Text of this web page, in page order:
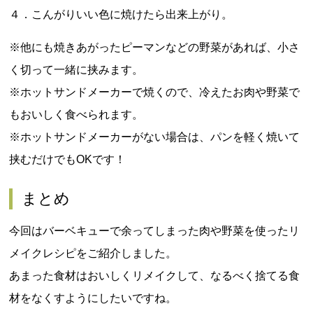
４．こんがりいい色に焼けたら出来上がり。
※他にも焼きあがったピーマンなどの野菜があれば、小さ
く切って一緒に挟みます。
※ホットサンドメーカーで焼くので、冷えたお肉や野菜で
もおいしく食べられます。
※ホットサンドメーカーがない場合は、パンを軽く焼いて
挟むだけでもOKです！
まとめ
今回はバーベキューで余ってしまった肉や野菜を使ったリ
メイクレシピをご紹介しました。
あまった食材はおいしくリメイクして、なるべく捨てる食
材をなくすようにしたいですね。